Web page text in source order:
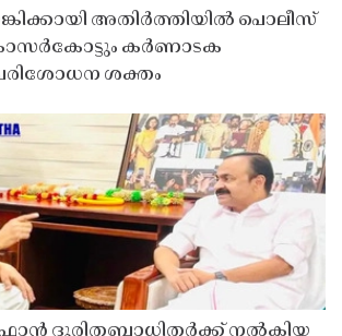
അതിർത്തിയിൽ പൊലീസ്
കർണാടക
പരിശോധന ശക്തം